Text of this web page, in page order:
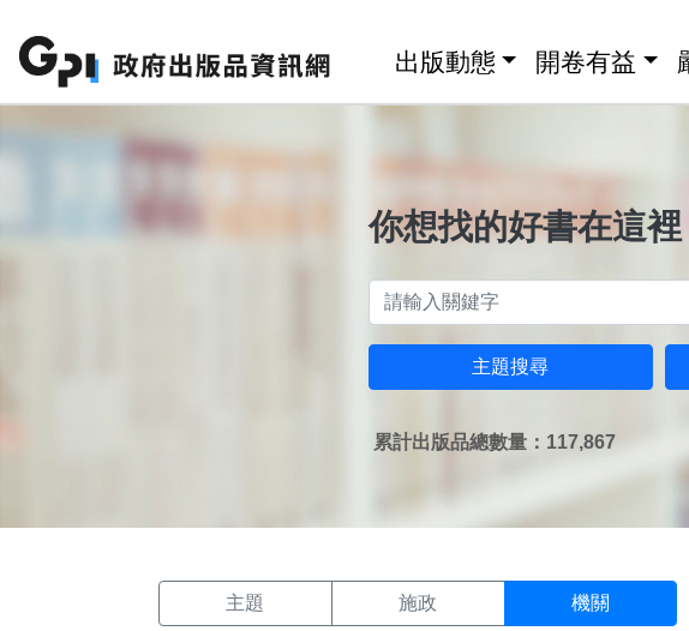
出版動態 開卷有益
你想找的好書在這裡
主題搜尋
累計出版品總數量：117,867
主題 施政 機關